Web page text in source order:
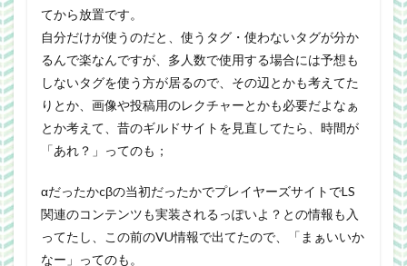
てから放置です。
自分だけが使うのだと、使うタグ・使わないタグが分か
るんで楽なんですが、多人数で使用する場合には予想も
しないタグを使う方が居るので、その辺とかも考えてた
りとか、画像や投稿用のレクチャーとかも必要だよなぁ
とか考えて、昔のギルドサイトを見直してたら、時間が
「あれ？」ってのも；
αだったかcβの当初だったかでプレイヤーズサイトでLS
関連のコンテンツも実装されるっぽいよ？との情報も入
ってたし、この前のVU情報で出てたので、「まぁいいか
なー」ってのも。